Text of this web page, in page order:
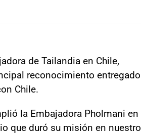
de Tailandia en Chile,
reconocimiento entregado
Chile.
la Embajadora Pholmani en
que duró su misión en nuestro